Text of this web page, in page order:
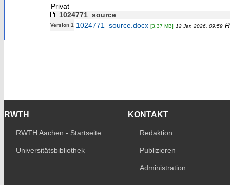
Privat
1024771_source
Version 1 1024771_source.docx [3.37 MB] 12 Jan 2026, 09:59
RWTH
RWTH Aachen - Startseite
Universitätsbibliothek
KONTAKT
Redaktion
Publizieren
Administration